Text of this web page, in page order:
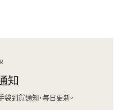
知
到貨通知，每日更新。